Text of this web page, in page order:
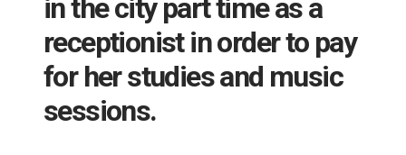
in the city part time as a
receptionist in order to pay
for her studies and music
sessions.